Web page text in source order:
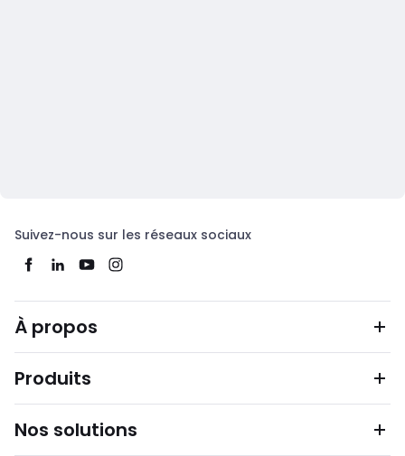
Suivez-nous sur les réseaux sociaux
À propos
Produits
Nos solutions